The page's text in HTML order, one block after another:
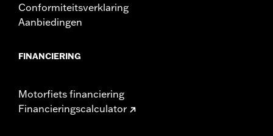
Conformiteitsverklaring
Aanbiedingen
FINANCIERING
Motorfiets financiering
Financieringscalculator